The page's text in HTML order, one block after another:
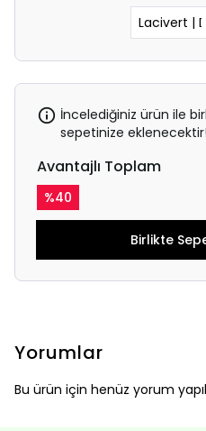
İncelediğiniz ürün ile
sepetinize eklenecektir!
Avantajlı Toplam
%40
Birlikte
Yorumlar
Bu ürün için henüz yorum